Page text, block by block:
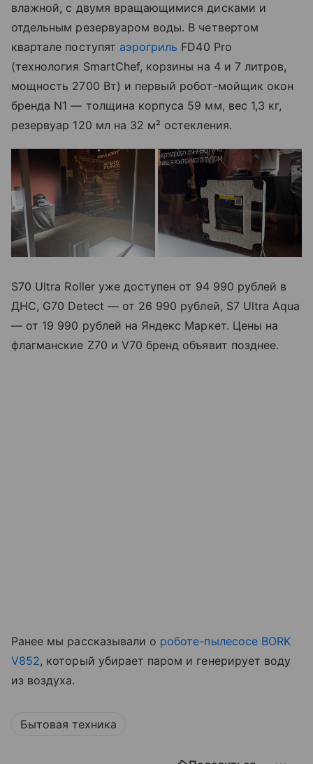
влажной, с двумя вращающимися дисками и
отдельным резервуаром воды. В четвертом
квартале поступят аэрогриль FD40 Pro
(технология SmartChef, корзины на 4 и 7 литров,
мощность 2700 Вт) и первый робот-мойщик окон
бренда N1 — толщина корпуса 59 мм, вес 1,3 кг,
резервуар 120 мл на 32 м² остекления.
S70 Ultra Roller уже доступен от 94 990 рублей в
ДНС, G70 Detect — от 26 990 рублей, S7 Ultra Aqua
— от 19 990 рублей на Яндекс Маркет. Цены на
флагманские Z70 и V70 бренд объявит позднее.
Ранее мы рассказывали о роботе-пылесосе BORK
V852, который убирает паром и генерирует воду
из воздуха.
Бытовая техника